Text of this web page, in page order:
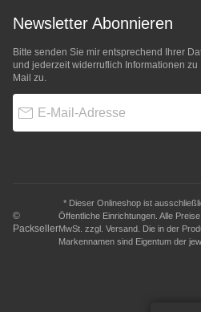
Newsletter Abonnieren
Bitte senden Sie mir entsprechend Ihrer
und jederzeit widerruflich Informationen
Mail zu.
©
Packseller
* Dieser Onlineshop ist
Öffentliche Einrichtungen. Alle
MwSt. zzgl. Versand . Die in der
Markennamen sind Eigentum der